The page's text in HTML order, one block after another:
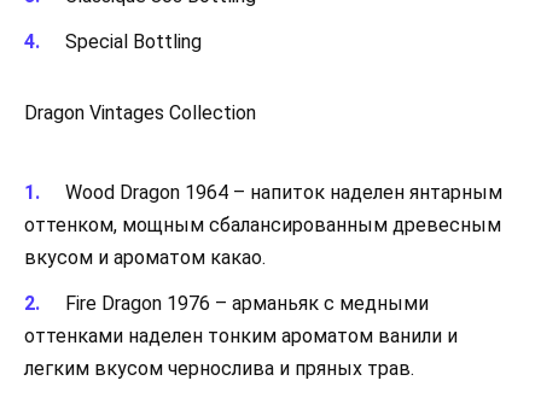
Special Bottling
Dragon Vintages Collection
Wood Dragon 1964 – напиток наделен янтарным
оттенком, мощным сбалансированным древесным
вкусом и ароматом какао.
Fire Dragon 1976 – арманьяк с медными
оттенками наделен тонким ароматом ванили и
легким вкусом чернослива и пряных трав.